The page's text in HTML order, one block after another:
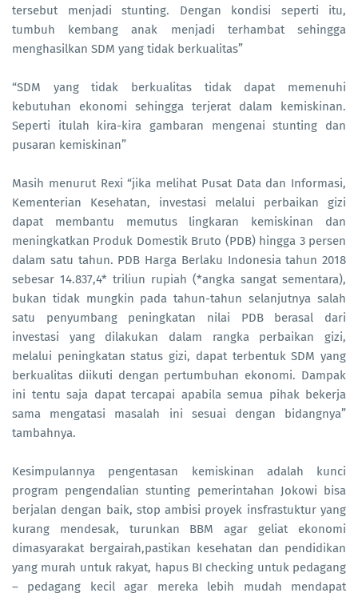
tersebut menjadi stunting. Dengan kondisi seperti itu,
tumbuh kembang anak menjadi terhambat sehingga
menghasilkan SDM yang tidak berkualitas”
“SDM yang tidak berkualitas tidak dapat memenuhi
kebutuhan ekonomi sehingga terjerat dalam kemiskinan.
Seperti itulah kira-kira gambaran mengenai stunting dan
pusaran kemiskinan”
Masih menurut Rexi “jika melihat Pusat Data dan Informasi,
Kementerian Kesehatan, investasi melalui perbaikan gizi
dapat membantu memutus lingkaran kemiskinan dan
meningkatkan Produk Domestik Bruto (PDB) hingga 3 persen
dalam satu tahun. PDB Harga Berlaku Indonesia tahun 2018
sebesar 14.837,4* triliun rupiah (*angka sangat sementara),
bukan tidak mungkin pada tahun-tahun selanjutnya salah
satu penyumbang peningkatan nilai PDB berasal dari
investasi yang dilakukan dalam rangka perbaikan gizi,
melalui peningkatan status gizi, dapat terbentuk SDM yang
berkualitas diikuti dengan pertumbuhan ekonomi. Dampak
ini tentu saja dapat tercapai apabila semua pihak bekerja
sama mengatasi masalah ini sesuai dengan bidangnya”
tambahnya.
Kesimpulannya pengentasan kemiskinan adalah kunci
program pengendalian stunting pemerintahan Jokowi bisa
berjalan dengan baik, stop ambisi proyek insfrastuktur yang
kurang mendesak, turunkan BBM agar geliat ekonomi
dimasyarakat bergairah,pastikan kesehatan dan pendidikan
yang murah untuk rakyat, hapus BI checking untuk pedagang
– pedagang kecil agar mereka lebih mudah mendapat